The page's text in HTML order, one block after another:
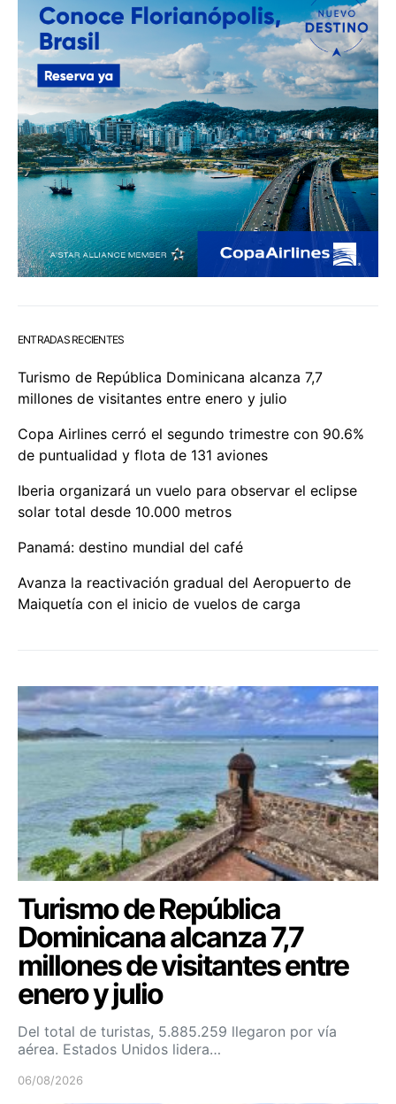
ENTRADAS RECIENTES
Turismo de República Dominicana alcanza 7,7
millones de visitantes entre enero y julio
Copa Airlines cerró el segundo trimestre con 90.6%
de puntualidad y flota de 131 aviones
Iberia organizará un vuelo para observar el eclipse
solar total desde 10.000 metros
Panamá: destino mundial del café
Avanza la reactivación gradual del Aeropuerto de
Maiquetía con el inicio de vuelos de carga
Turismo de República
Dominicana alcanza 7,7
millones de visitantes entre
enero y julio
Del total de turistas, 5.885.259 llegaron por vía
aérea. Estados Unidos lidera…
06/08/2026